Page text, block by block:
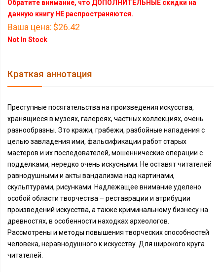
Обратите внимание, что ДОПОЛНИТЕЛЬНЫЕ скидки на
данную книгу НЕ распространяются.
Ваша цена: $26.42
Not In Stock
Краткая аннотация
Преступные посягательства на произведения искусства,
хранящиеся в музеях, галереях, частных коллекциях, очень
разнообразны. Это кражи, грабежи, разбойные нападения с
целью завладения ими, фальсификации работ старых
мастеров и их последователей, мошеннические операции с
подделками, нередко очень искусными. Не оставят читателей
равнодушными и акты вандализма над картинами,
скульптурами, рисунками. Надлежащее внимание уделено
особой области творчества – реставрации и атрибуции
произведений искусства, а также криминальному бизнесу на
древностях, в особенности находках археологов.
Рассмотрены и методы повышения творческих способностей
человека, неравнодушного к искусству. Для широкого круга
читателей.